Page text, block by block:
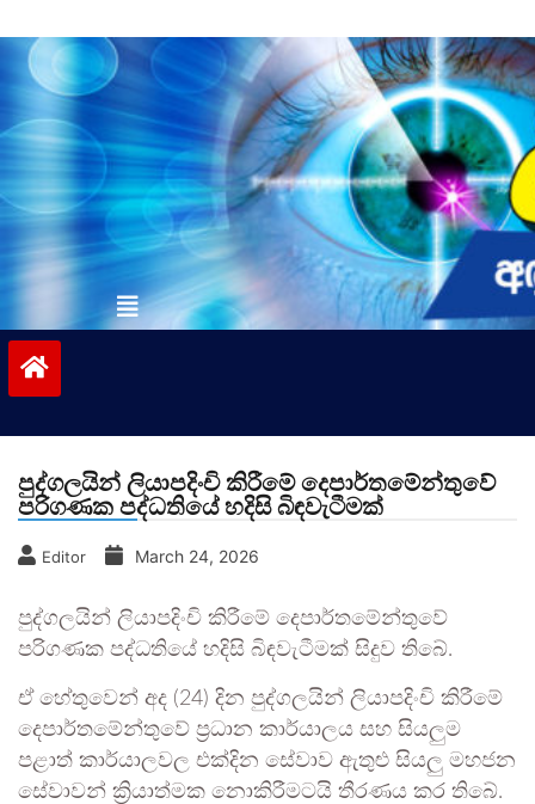
to
contentvinivida.lk
පුද්ගලයින් ලියාපදිංචි කිරීමේ දෙපාර්තමේන්තුවේ
පරිගණක පද්ධතියේ හදිසි බිඳවැටීමක්
Editor March 24, 2026
පුද්ගලයින් ලියාපදිංචි කිරීමේ දෙපාර්තමේන්තුවේ
පරිගණක පද්ධතියේ හදිසි බිඳවැටීමක් සිදුව තිබේ.
ඒ හේතුවෙන් අද (24) දින පුද්ගලයින් ලියාපදිංචි කිරීමේ
දෙපාර්තමේන්තුවේ ප්‍රධාන කාර්යාලය සහ සියලුම
පළාත් කාර්යාලවල එක්දින සේවාව ඇතුළු සියලු මහජන
සේවාවන් ක්‍රියාත්මක නොකිරීමටයි තීරණය කර තිබේ.